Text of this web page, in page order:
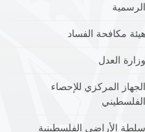
الرسمية
هيئة مكافحة الفساد
وزارة العدل
الجهاز المركزي للإحصاء
الفلسطيني
سلطة الأراضي الفلسطينية